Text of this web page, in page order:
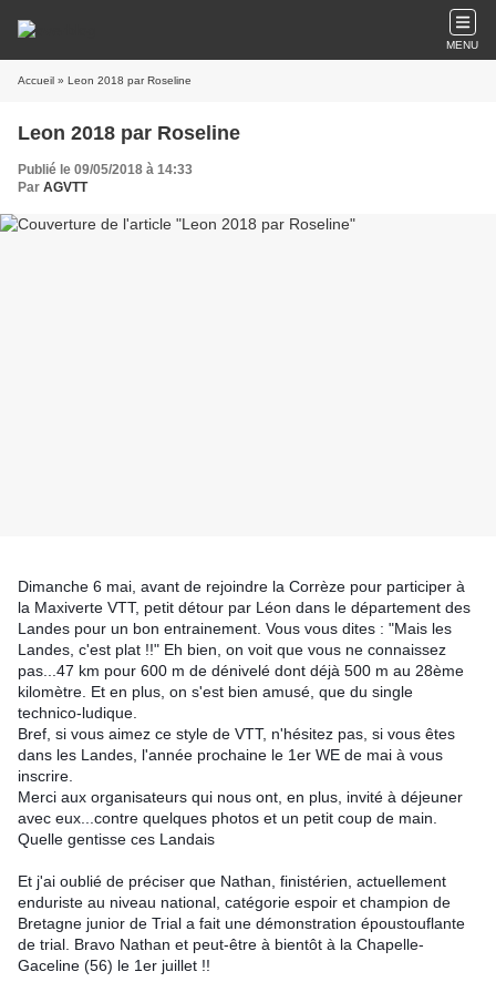
MENU
Accueil » Leon 2018 par Roseline
Leon 2018 par Roseline
Publié le 09/05/2018 à 14:33
Par AGVTT
Dimanche 6 mai, avant de rejoindre la Corrèze pour participer à
la Maxiverte VTT, petit détour par Léon dans le département des
Landes pour un bon entrainement. Vous vous dites : "Mais les
Landes, c'est plat !!" Eh bien, on voit que vous ne connaissez
pas...47 km pour 600 m de dénivelé dont déjà 500 m au 28ème
kilomètre. Et en plus, on s'est bien amusé, que du single
technico-ludique.
Bref, si vous aimez ce style de VTT, n'hésitez pas, si vous êtes
dans les Landes, l'année prochaine le 1er WE de mai à vous
inscrire.
Merci aux organisateurs qui nous ont, en plus, invité à déjeuner
avec eux...contre quelques photos et un petit coup de main.
Quelle gentisse ces Landais
Et j'ai oublié de préciser que Nathan, finistérien, actuellement
enduriste au niveau national, catégorie espoir et champion de
Bretagne junior de Trial a fait une démonstration époustouflante
de trial. Bravo Nathan et peut-être à bientôt à la Chapelle-
Gaceline (56) le 1er juillet !!